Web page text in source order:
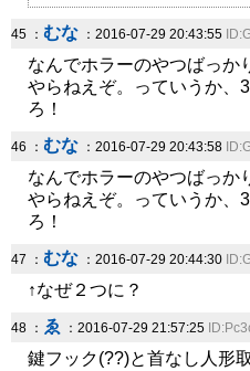
45 ： むな ：2016-07-29 20:43:55
なんでホラーのやつばっか
やらねえぞ。っていうか、
ろ！
46 ： むな ：2016-07-29 20:43:58
なんでホラーのやつばっか
やらねえぞ。っていうか、
ろ！
47 ： むな ：2016-07-29 20:44:30
↑なぜ２つに？
48 ： ゑ ：2016-07-29 21:57:25
鍵フック(??)と首なし人形